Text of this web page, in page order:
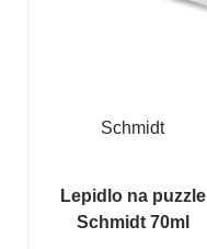
Schmidt
Lepidlo na puzzle
Schmidt 70ml